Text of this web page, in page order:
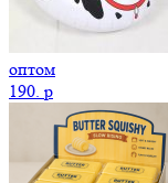
оптом
190. p